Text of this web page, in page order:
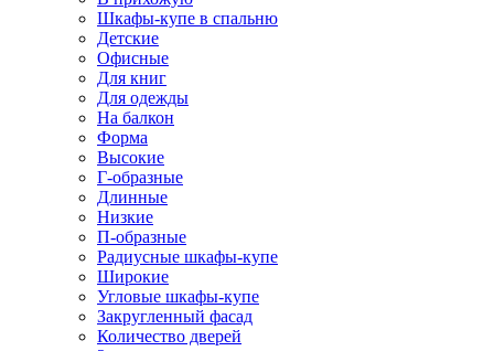
Шкафы-купе в спальню
Детские
Офисные
Для книг
Для одежды
На балкон
Форма
Высокие
Г-образные
Длинные
Низкие
П-образные
Радиусные шкафы-купе
Широкие
Угловые шкафы-купе
Закругленный фасад
Количество дверей